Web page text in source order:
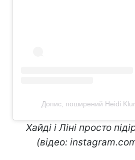
Допис, поширений Heidi
Хайді і Ліні просто
(відео: